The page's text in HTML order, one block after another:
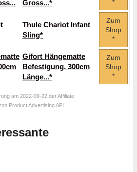
Gross...*
*
Thule Chariot Infant
Sling*
Zum
Shop
*
Gifort Hängematte
Befestigung, 300cm
Länge...*
Zum
Shop
*
am 2022-09-22 der Affiliate
Product Advertising API